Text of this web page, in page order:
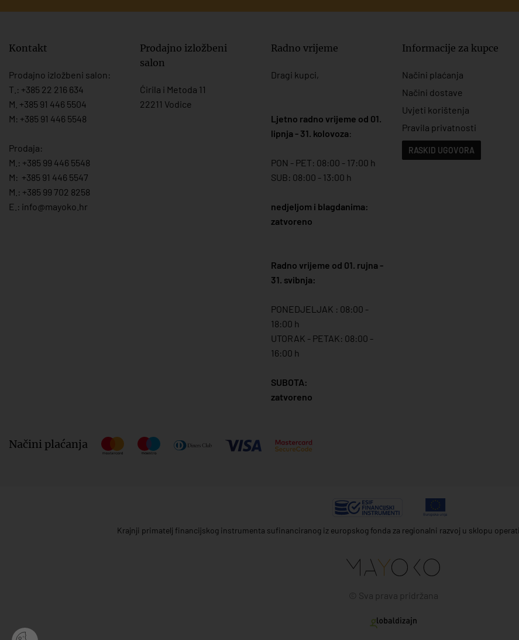
Kontakt
Prodajno izložbeni salon:
T.: +385 22 216 634
M. +385 91 446 5504
M: +385 91 446 5548
Prodaja:
M.: +385 99 446 5548
M: +385 91 446 5547
M.: +385 99 702 8258
E.: info@mayoko. hr
Prodajno izložbeni
salon
Ćirila i Metoda 11
22211 Vodice
Radno vrijeme
Dragi kupci,
Ljetno radno vrijeme od 01.
lipnja - 31. kolovoza:
PON - PET: 08:00 - 17:00 h
SUB: 08:00 - 13:00 h
nedjeljom i blagdanima:
zatvoreno
Radno vrijeme od 01. rujna -
31. svibnja:
PONEDJELJAK : 08:00 -
18:00 h
UTORAK - PETAK: 08:00 -
16:00 h
SUBOTA:
zatvoreno
Informacije za kupce
Načini plaćanja
Načini dostave
Uvjeti korištenja
Pravila privatnosti
RASKID UGOVORA
Načini plaćanja
Krajnji primatelj financijskog instrumenta sufinanciranog iz europskog fonda za regionalni razvoj u sklopu
© Sva prava pridržana